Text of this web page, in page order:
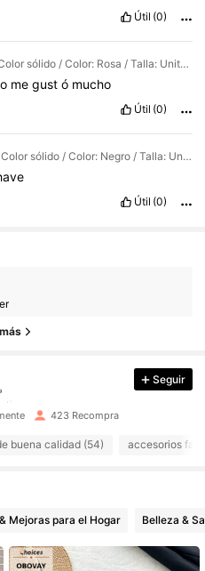
Útil (0)
Tipo de Estilo: Color sólido / Color: Rosa / Talla: Unitalla
o me gust ó mucho
Útil (0)
Tipo de Estilo: Color sólido / Color: Negro / Talla: Unitalla
Útil (0)
Seguir
423 Recompra
buena calidad (54) accesorios
Mejoras para el Hogar Belleza &